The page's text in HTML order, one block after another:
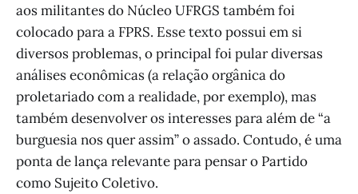
aos militantes do Núcleo UFRGS também foi
colocado para a FPRS. Esse texto possui em si
diversos problemas, o principal foi pular diversas
análises econômicas (a relação orgânica do
proletariado com a realidade, por exemplo), mas
também desenvolver os interesses para além de “a
burguesia nos quer assim” o assado. Contudo, é uma
ponta de lança relevante para pensar o Partido
como Sujeito Coletivo.